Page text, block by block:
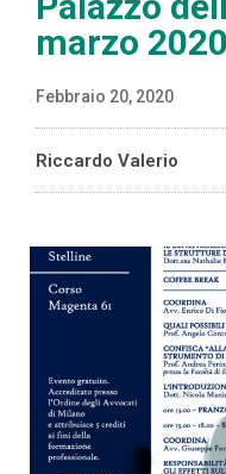
marzo 2020
Febbraio 20, 2020
Riccardo Valerio